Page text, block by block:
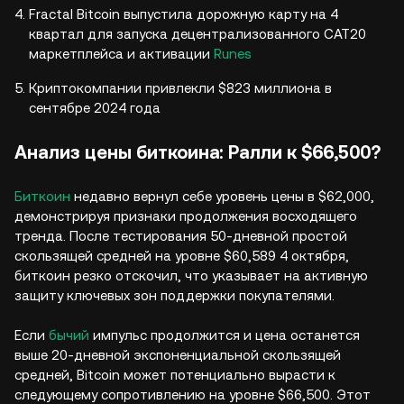
Fractal Bitcoin выпустила дорожную карту на 4
квартал для запуска децентрализованного CAT20
маркетплейса и активации Runes
Криптокомпании привлекли $823 миллиона в
сентябре 2024 года
Анализ цены биткоина: Ралли к $66,500?
Биткоин недавно вернул себе уровень цены в $62,000,
демонстрируя признаки продолжения восходящего
тренда. После тестирования 50-дневной простой
скользящей средней на уровне $60,589 4 октября,
биткоин резко отскочил, что указывает на активную
защиту ключевых зон поддержки покупателями.
Если бычий импульс продолжится и цена останется
выше 20-дневной экспоненциальной скользящей
средней, Bitcoin может потенциально вырасти к
следующему сопротивлению на уровне $66,500. Этот